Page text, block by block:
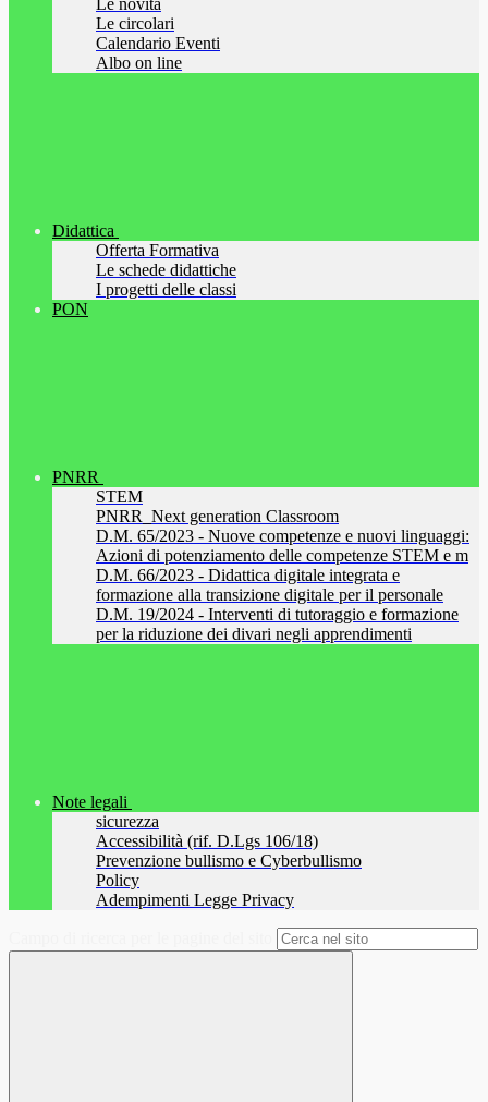
Le novità
Le circolari
Calendario Eventi
Albo on line
Didattica
Offerta Formativa
Le schede didattiche
I progetti delle classi
PON
PNRR
STEM
PNRR_Next generation Classroom
D.M. 65/2023 - Nuove competenze e nuovi linguaggi:
Azioni di potenziamento delle competenze STEM e m
D.M. 66/2023 - Didattica digitale integrata e
formazione alla transizione digitale per il personale
D.M. 19/2024 - Interventi di tutoraggio e formazione
per la riduzione dei divari negli apprendimenti
Note legali
sicurezza
Accessibilità (rif. D.Lgs 106/18)
Prevenzione bullismo e Cyberbullismo
Policy
Adempimenti Legge Privacy